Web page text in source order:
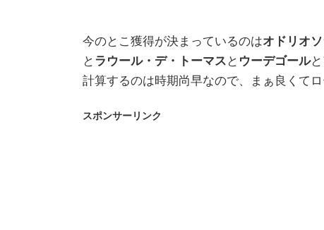
今のとこ獲得が決まっているのはオドリオソ
と ラウール・デ・トーマス と ウーデゴールと
計算するのは時期尚早なので、まぁ良くて
スポンサーリンク